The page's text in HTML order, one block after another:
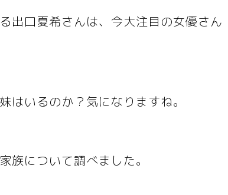
出口夏希さんは、今大注目の女優さん
はいるのか？気になりますね。
族について調べました。